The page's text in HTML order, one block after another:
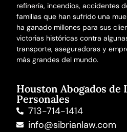
refinería, incendios,accidentes
familias que han sufrido una
ha ganado millones para sus
victorias históricas contra
transporte, aseguradoras y
más grandes del mundo.
Houston Abogados de
Personales
713-714-1414
info@sibrianlaw.com